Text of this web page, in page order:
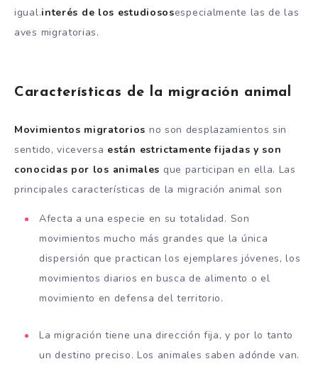
igual.interés de los estudiososespecialmente las de las
aves migratorias.
Características de la migración animal
Movimientos migratorios no son desplazamientos sin
sentido, viceversa están estrictamente fijadas y son
conocidas por los animales que participan en ella. Las
principales características de la migración animal son
Afecta a una especie en su totalidad. Son
movimientos mucho más grandes que la única
dispersión que practican los ejemplares jóvenes, los
movimientos diarios en busca de alimento o el
movimiento en defensa del territorio.
La migración tiene una dirección fija, y por lo tanto
un destino preciso. Los animales saben adónde van.